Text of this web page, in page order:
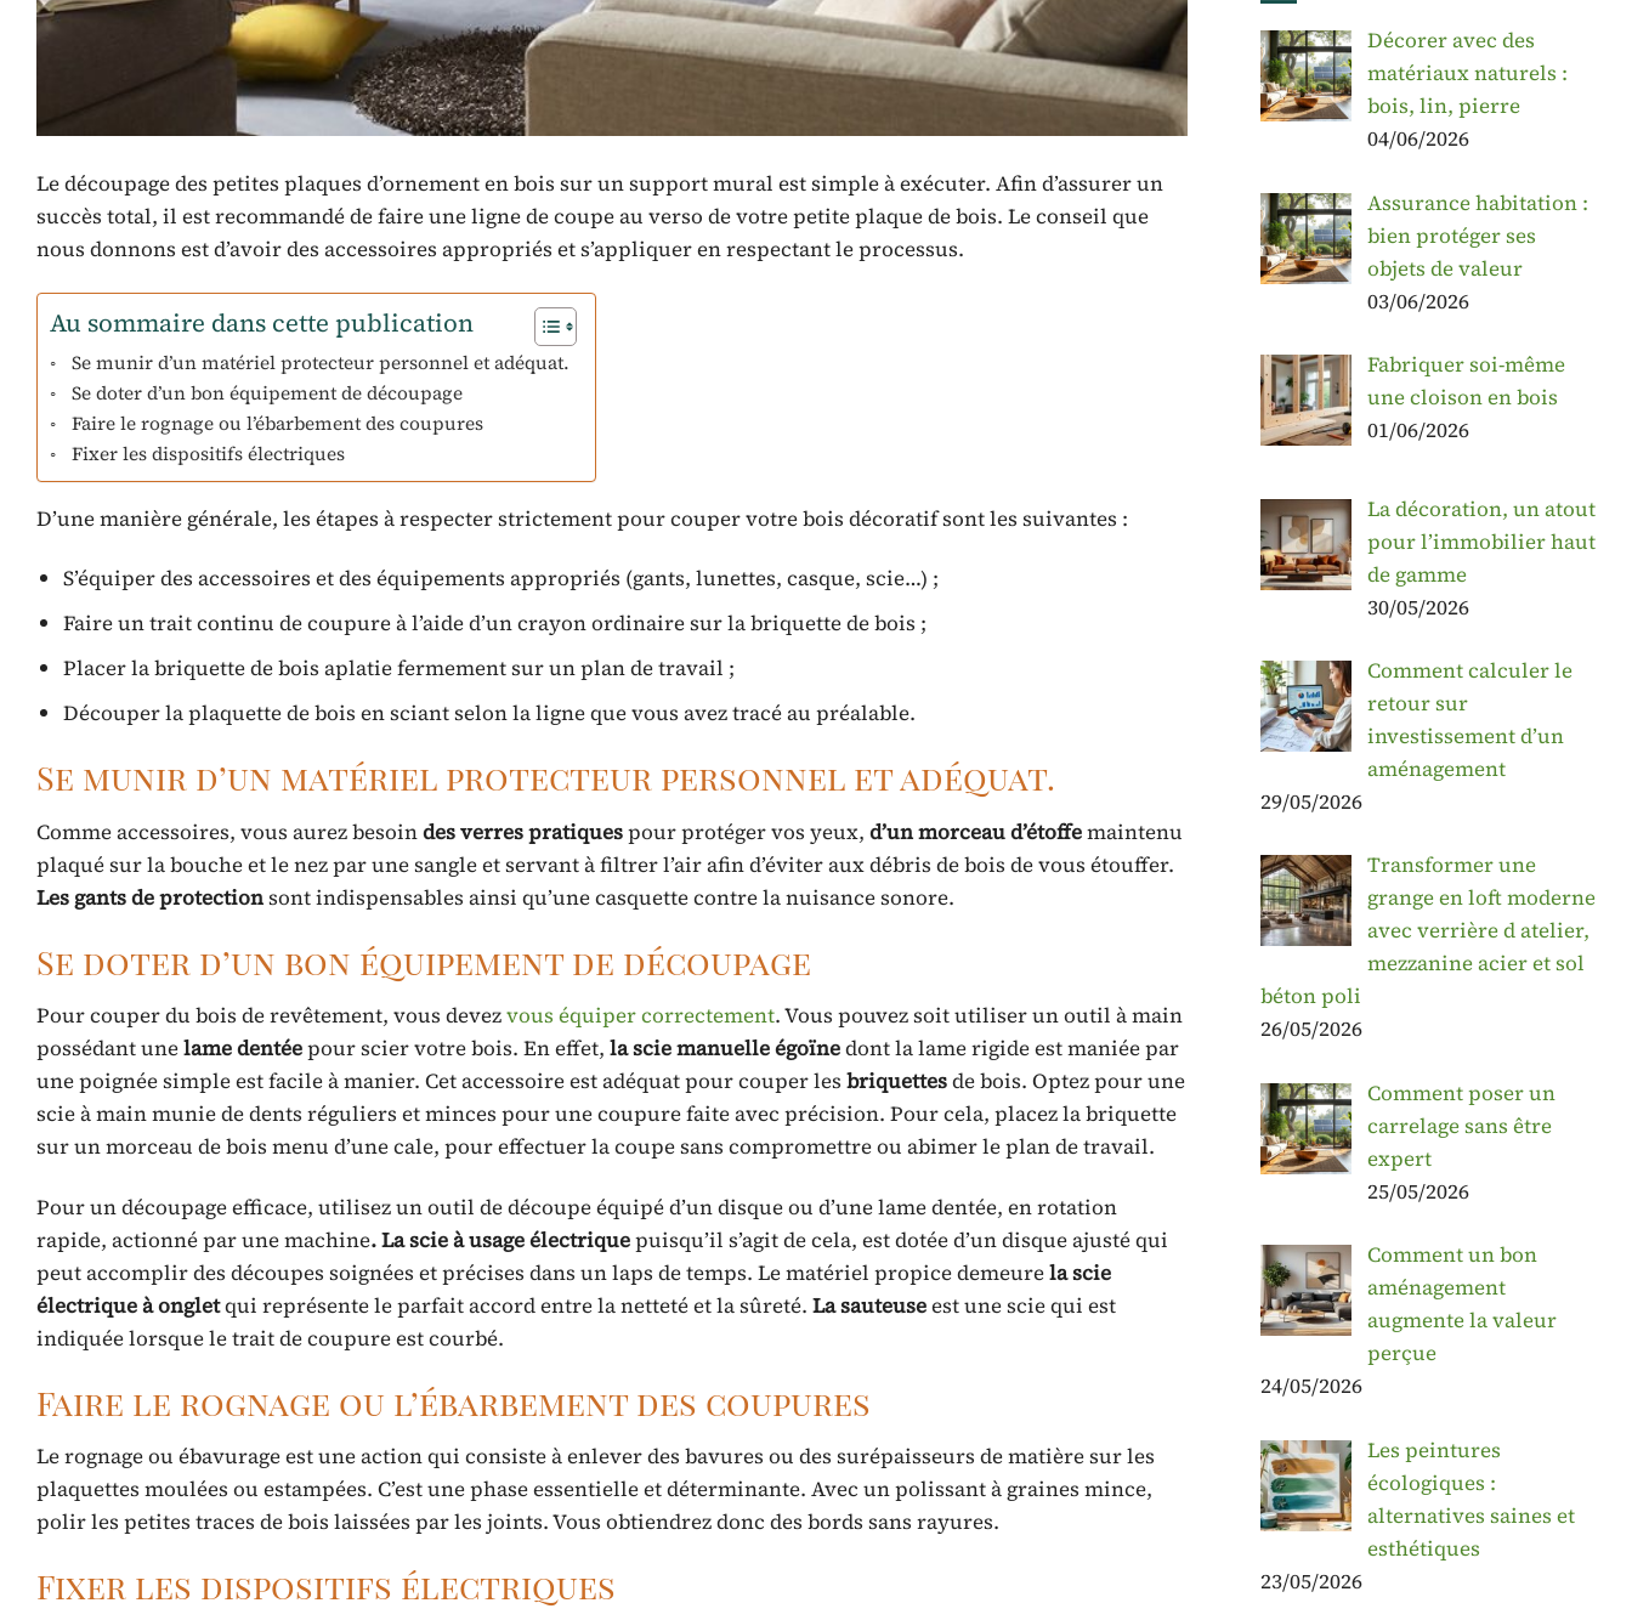
Le découpage des petites plaques d’ornement en bois sur un support mural est simple à exécuter. Afin d’assurer un
succès total, il est recommandé de faire une ligne de coupe au verso de votre petite plaque de bois. Le conseil que
nous donnons est d’avoir des accessoires appropriés et s’appliquer en respectant le processus.
Au sommaire dans cette publication
Se munir d’un matériel protecteur personnel et adéquat.
Se doter d’un bon équipement de découpage
Faire le rognage ou l’ébarbement des coupures
Fixer les dispositifs électriques
D’une manière générale, les étapes à respecter strictement pour couper votre bois décoratif sont les suivantes :
S’équiper des accessoires et des équipements appropriés (gants, lunettes, casque, scie…) ;
Faire un trait continu de coupure à l’aide d’un crayon ordinaire sur la briquette de bois ;
Placer la briquette de bois aplatie fermement sur un plan de travail ;
Découper la plaquette de bois en sciant selon la ligne que vous avez tracé au préalable.
Se munir d’un matériel protecteur personnel et adéquat.
Comme accessoires, vous aurez besoindes verres pratiquespour protéger vos yeux, d’un morceau d’étoffemaintenu
plaqué sur la bouche et le nez par une sangle et servant à filtrer l’air afin d’éviter aux débris de bois de vous étouffer.
Les gants de protectionsont indispensables ainsi qu’une casquette contre la nuisance sonore.
Se doter d’un bon équipement de découpage
Pour couper du bois de revêtement, vous devezvous équiper correctement. Vous pouvez soit utiliser un outil à main
possédant unelame dentéepour scier votre bois. En effet, la scie manuelle égoïnedont la lame rigide est maniée par
une poignée simple est facile à manier. Cet accessoire est adéquat pour couper les briquettesde bois. Optez pour une
scie à main munie de dents réguliers et minces pour une coupure faite avec précision. Pour cela, placez la briquette
sur un morceau de bois menu d’une cale, pour effectuer la coupe sans compromettre ou abimer le plan de travail.
Pour un découpage efficace, utilisez un outil de découpe équipé d’un disque ou d’une lame dentée, en rotation
rapide, actionné par une machine. La scie à usage électriquepuisqu’il s’agit de cela, est dotée d’un disque ajusté qui
peut accomplir des découpes soignées et précises dans un laps de temps. Le matériel propice demeurela scie
électrique à ongletqui représente le parfait accord entre la netteté et la sûreté. Lasauteuseest une scie qui est
indiquée lorsque le trait de coupure est courbé.
Faire le rognage ou l’ébarbement des coupures
Le rognage ou ébavurage est une action qui consiste à enlever des bavures ou des surépaisseurs de matière sur les
plaquettes moulées ou estampées. C’est une phase essentielle et déterminante. Avec un polissant à graines mince,
polir les petites traces de bois laissées par les joints. Vous obtiendrez donc des bords sans rayures.
Fixer les dispositifs électriques
Décorer avec des
matériaux naturels :
bois, lin, pierre
04/06/2026
Assurance habitation :
bien protéger ses
objets de valeur
03/06/2026
Fabriquer soi-même
une cloison en bois
01/06/2026
La décoration, un atout
pour l’immobilier haut
de gamme
30/05/2026
Comment calculer le
retour sur
investissement d’un
aménagement
29/05/2026
Transformer une
grange en loft moderne
avec verrière d atelier,
mezzanine acier et sol
béton poli
26/05/2026
Comment poser un
carrelage sans être
expert
25/05/2026
Comment un bon
aménagement
augmente la valeur
perçue
24/05/2026
Les peintures
écologiques :
alternatives saines et
esthétiques
23/05/2026